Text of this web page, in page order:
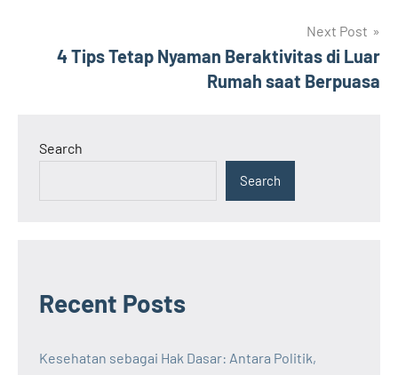
Next Post
4 Tips Tetap Nyaman Beraktivitas di Luar
Rumah saat Berpuasa
Search
Search
Recent Posts
Kesehatan sebagai Hak Dasar: Antara Politik,